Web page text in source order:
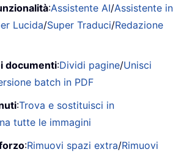
:Assistente AI/Assistente in
Lucida/Super Traduci/Redazione
documenti:Dividi pagine/Unisci
batch in PDF
:Trova e sostituisci in
tutte le immagini
:Rimuovi spazi extra/Rimuovi